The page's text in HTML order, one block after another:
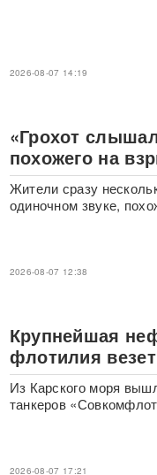
2026-08-07 14:19
«Грохот
похожего на
Жители сразу
одиночном звуке,
2026-08-07 12:38
Крупнейшая
флотилия
Из Карского моря
танкеров
2026-08-07 17:21